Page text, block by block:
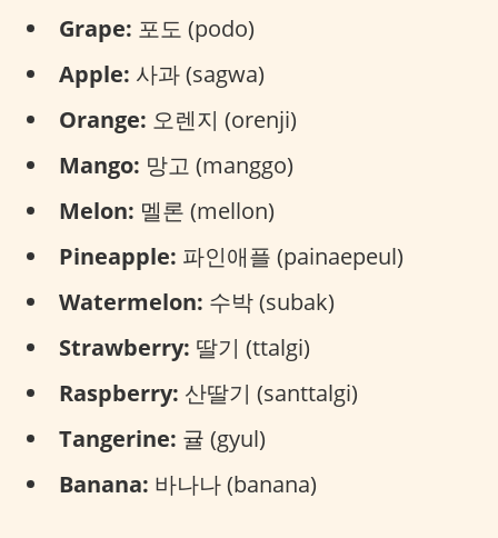
Grape: 포도 (podo)
Apple: 사과 (sagwa)
Orange: 오렌지 (orenji)
Mango: 망고 (manggo)
Melon: 멜론 (mellon)
Pineapple: 파인애플 (painaepeul)
Watermelon: 수박 (subak)
Strawberry: 딸기 (ttalgi)
Raspberry: 산딸기 (santtalgi)
Tangerine: 귤 (gyul)
Banana: 바나나 (banana)